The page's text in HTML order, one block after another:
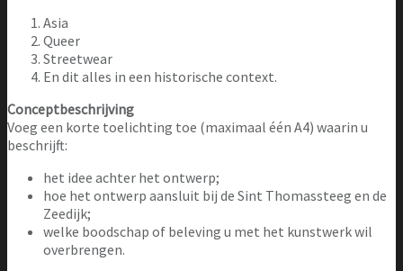
Asia
Queer
Streetwear
En dit alles in een historische context.
Conceptbeschrijving
Voeg een korte toelichting toe (maximaal één A4) waarin u
beschrijft:
het idee achter het ontwerp;
hoe het ontwerp aansluit bij de Sint Thomassteeg en de
Zeedijk;
welke boodschap of beleving u met het kunstwerk wil
overbrengen.